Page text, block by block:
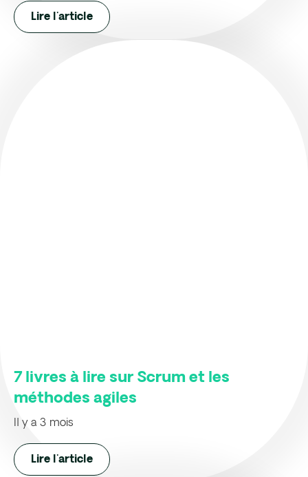
Lire l'article
7 livres à lire sur Scrum et les
méthodes agiles
Il y a 3 mois
Lire l'article